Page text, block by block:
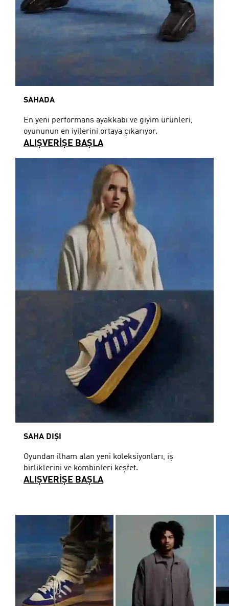
SAHADA
En yeni performans ayakkabı ve giyim ürünleri,
oyununun en iyilerini ortaya çıkarıyor.
ALIŞVERİŞE BAŞLA
SAHA DIŞI
Oyundan ilham alan yeni koleksiyonları, iş
birliklerini ve kombinleri keşfet.
ALIŞVERİŞE BAŞLA